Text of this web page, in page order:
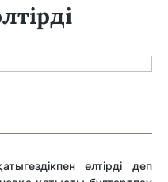
өлтірді деп